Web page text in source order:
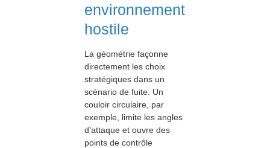
environnement
hostile
La géométrie façonne
directement les choix
stratégiques dans un
scénario de fuite. Un
couloir circulaire, par
exemple, limite les angles
d’attaque et ouvre des
points de contrôle